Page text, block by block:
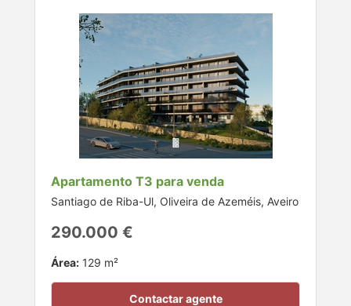
Apartamento T3 para venda
Santiago de Riba-Ul, Oliveira de Azeméis, Aveiro
290.000 €
Área: 129 m²
Contactar agente